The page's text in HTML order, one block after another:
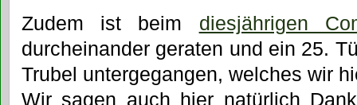
Zudem ist beim diesjährigen
durcheinander geraten und ein 25.
Trubel untergegangen, welches wir
Wir sagen auch hier natürlich